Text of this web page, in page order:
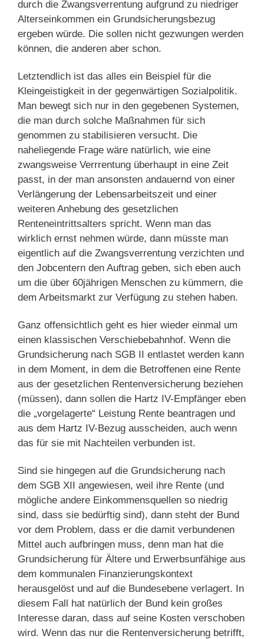
durch die Zwangsverrentung aufgrund zu niedriger
Alterseinkommen ein Grundsicherungsbezug
ergeben würde. Die sollen nicht gezwungen werden
können, die anderen aber schon.
Letztendlich ist das alles ein Beispiel für die
Kleingeistigkeit in der gegenwärtigen Sozialpolitik.
Man bewegt sich nur in den gegebenen Systemen,
die man durch solche Maßnahmen für sich
genommen zu stabilisieren versucht. Die
naheliegende Frage wäre natürlich, wie eine
zwangsweise Verrrentung überhaupt in eine Zeit
passt, in der man ansonsten andauernd von einer
Verlängerung der Lebensarbeitszeit und einer
weiteren Anhebung des gesetzlichen
Renteneintrittsalters spricht. Wenn man das
wirklich ernst nehmen würde, dann müsste man
eigentlich auf die Zwangsverrentung verzichten und
den Jobcentern den Auftrag geben, sich eben auch
um die über 60jährigen Menschen zu kümmern, die
dem Arbeitsmarkt zur Verfügung zu stehen haben.
Ganz offensichtlich geht es hier wieder einmal um
einen klassischen Verschiebebahnhof. Wenn die
Grundsicherung nach SGB II entlastet werden kann
in dem Moment, in dem die Betroffenen eine Rente
aus der gesetzlichen Rentenversicherung beziehen
(müssen), dann sollen die Hartz IV-Empfänger eben
die „vorgelagerte“ Leistung Rente beantragen und
aus dem Hartz IV-Bezug ausscheiden, auch wenn
das für sie mit Nachteilen verbunden ist.
Sind sie hingegen auf die Grundsicherung nach
dem SGB XII angewiesen, weil ihre Rente (und
mögliche andere Einkommensquellen so niedrig
sind, dass sie bedürftig sind), dann steht der Bund
vor dem Problem, dass er die damit verbundenen
Mittel auch aufbringen muss, denn man hat die
Grundsicherung für Ältere und Erwerbsunfähige aus
dem kommunalen Finanzierungskontext
herausgelöst und auf die Bundesebene verlagert. In
diesem Fall hat natürlich der Bund kein großes
Interesse daran, dass auf seine Kosten verschoben
wird. Wenn das nur die Rentenversicherung betrifft,